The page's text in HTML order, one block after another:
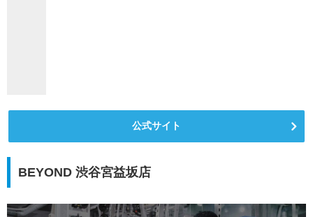
公式サイト
BEYOND 渋谷宮益坂店